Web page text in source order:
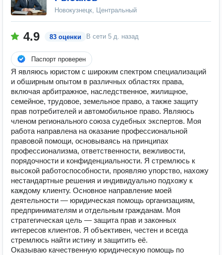
Новокузнецк, Центральный
4.9 83 оценки В сети 5 д. назад
Паспорт проверен
Я являюсь юристом с широким спектром специализаций
и обширным опытом в различных областях права,
включая арбитражное, наследственное, жилищное,
семейное, трудовое, земельное право, а также защиту
прав потребителей и автомобильное право. Являюсь
членом регионального союза судебных экспертов. Моя
работа направлена на оказание профессиональной
правовой помощи, основываясь на принципах
профессионализма, ответственности, вежливости,
порядочности и конфиденциальности. Я стремлюсь к
высокой работоспособности, проявляю упорство, нахожу
нестандартные решения и индивидуально подхожу к
каждому клиенту. Основное направление моей
деятельности — юридическая помощь организациям,
предпринимателям и отдельным гражданам. Моя
стратегическая цель — защита прав и законных
интересов клиентов. Я объективен, честен и всегда
стремлюсь найти истину и защитить её.
Оказываю качественную юридическую помощь по